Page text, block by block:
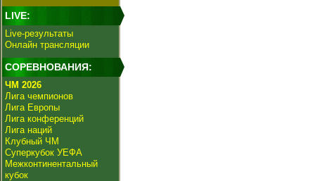
LIVE:
Live-результаты
Онлайн трансляции
СОРЕВНОВАНИЯ:
ЧМ 2026
Лига чемпионов
Лига Европы
Лига конференций
Лига наций
Клубный ЧМ
Суперкубок УЕФА
Межконтинентальный
кубок